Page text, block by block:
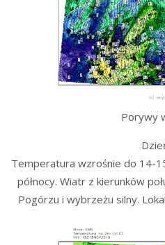
Porywy
Temperatura wzrośnie do 14-
północy. Wiatr z kierunków
Pogórzu i wybrzeżu silny.